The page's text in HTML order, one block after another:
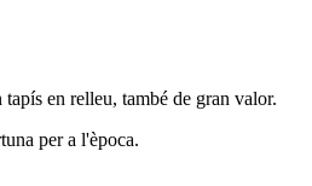
en relleu, també de gran valor.
per a l'època.